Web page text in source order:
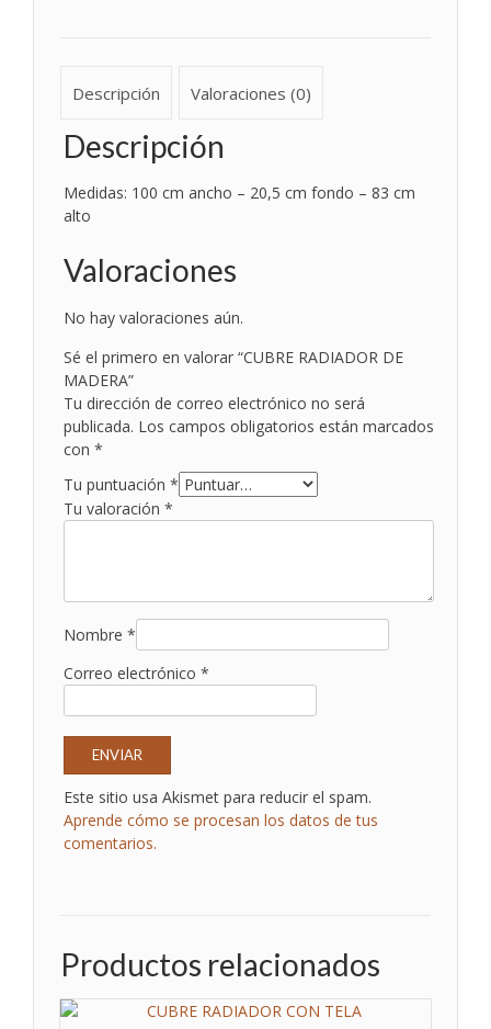
Descripción Valoraciones (0)
Descripción
Medidas: 100 cm ancho – 20,5 cm fondo – 83 cm
alto
Valoraciones
No hay valoraciones aún.
Sé el primero en valorar “CUBRE RADIADOR DE
MADERA”
Tu dirección de correo electrónico no será
publicada. Los campos obligatorios están marcados
con*
Tu puntuación*
Tu valoración*
Nombre*
Correo electrónico*
Este sitio usa Akismet para reducir el spam.
Aprende cómo se procesan los datos de tus
comentarios.
Productos relacionados